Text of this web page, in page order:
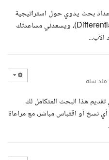
بحث يدوي حول استراتيجية
التعليم التفاضلي (Differentiated Instruction)، ويسعدني مساعدتك
منذ سنة
هذا البحث المتكامل لك
يدوي 100% بدون أي نسخ أو اقتباس مباشر، مع مراعاة